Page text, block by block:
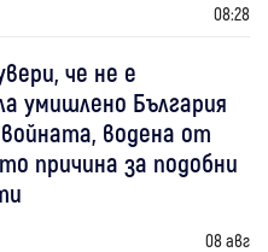
08:28
че не е
умишлено България
водена от
причина за подобни
08 авг